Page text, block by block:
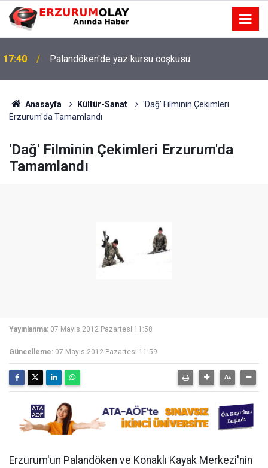
17:40 Palandöken'de yaz kursu coşkusu
Anasayfa Kültür-Sanat
'Dağ' Filminin Çekimleri
Erzurum'da Tamamlandı
'Dağ' Filminin Çekimleri Erzurum'da
Tamamlandı
Yayınlanma: 07 Mayıs 2012 Pazartesi 11:58
Güncelleme: 07 Mayıs 2012 Pazartesi 11:59
Erzurum'un Palandöken ve Konaklı Kayak Merkezi'nin